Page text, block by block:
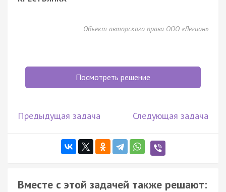
Объект авторского права ООО «Легион»
Посмотреть решение
Предыдущая задача Следующая задача
Вместе с этой задачей также решают: